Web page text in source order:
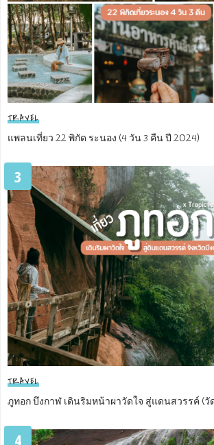
TRAVEL
แพลนเที่ยว 22 พิกัด ระนอง (4 วัน 3 คืน ปี 2024)
3
TRAVEL
ภูทอก บึงกาฬ เดินริมหน้าผาวัดใจ สู่แดนสวรรค์ (วั
4